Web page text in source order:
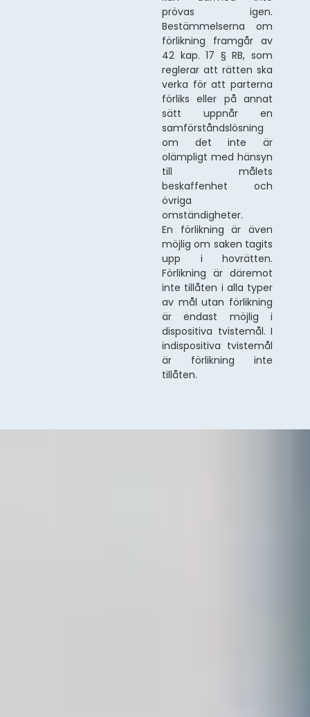
prövas igen.
Bestämmelserna om
förlikning framgår av
42 kap. 17 § RB, som
reglerar att rätten ska
verka för att parterna
förliks eller på annat
sätt uppnår en
samförståndslösning
om det inte är
olämpligt med hänsyn
till målets
beskaffenhet och
övriga
omständigheter.
En förlikning är även
möjlig om saken tagits
upp i hovrätten.
Förlikning är däremot
inte tillåten i alla typer
av mål utan förlikning
är endast möjlig i
dispositiva tvistemål. I
indispositiva tvistemål
är förlikning inte
tillåten.